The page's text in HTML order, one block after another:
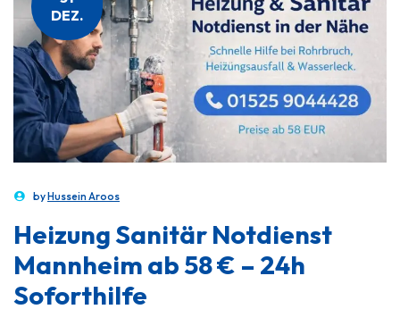
DEZ.
byHussein Aroos
Heizung Sanitär Notdienst
Mannheim ab 58 € – 24h
Soforthilfe